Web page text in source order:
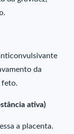
da
feto.
ativa)
a placenta.